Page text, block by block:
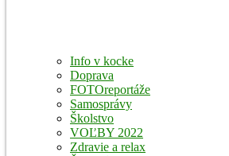
Info v kocke
Doprava
FOTOreportáže
Samosprávy
Školstvo
VOĽBY 2022
Zdravie a relax